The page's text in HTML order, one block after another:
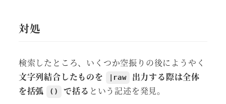
対処
検索したところ、いくつか空振りの後にようやく
文字列結合したものを
|raw
出力する際は全体
を括弧
() で括る という記述を発見。